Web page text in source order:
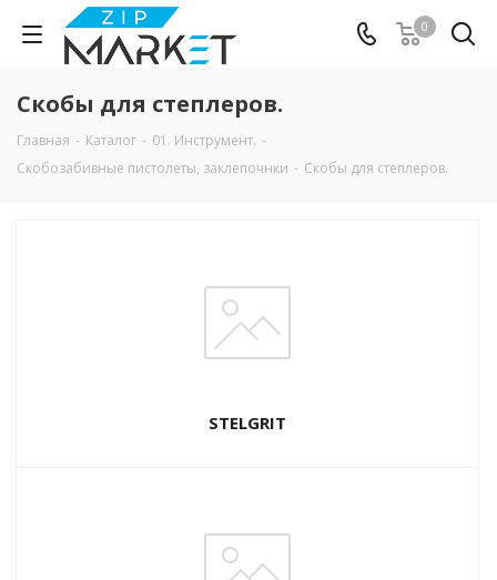
0
Скобы для степлеров.
Главная - Каталог - 01. Инструмент. -
Скобозабивные пистолеты, заклепочнки - Скобы для степлеров.
STELGRIT